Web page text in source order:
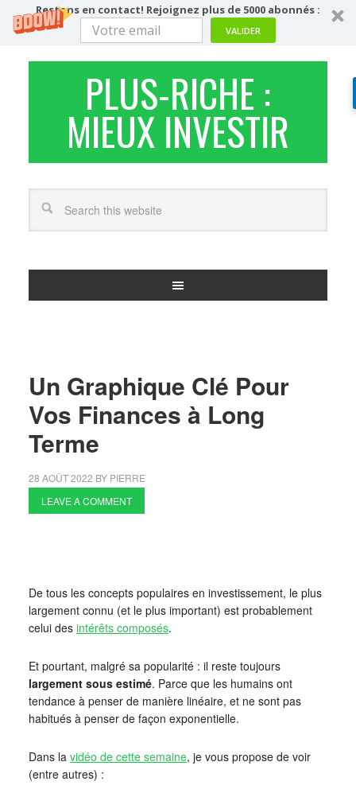
Restons en contact! Rejoignez plus de 5000 abonnés :
VALIDER
PLUS-RICHE :
MIEUX INVESTIR
Un Graphique Clé Pour
Vos Finances à Long
Terme
28 AOÛT 2022 BY PIERRE
LEAVE A COMMENT
De tous les concepts populaires en investissement, le plus
largement connu (et le plus important) est probablement
celui des intérêts composés.
Et pourtant, malgré sa popularité : il reste toujours
largement sous estimé. Parce que les humains ont
tendance à penser de manière linéaire, et ne sont pas
habitués à penser de façon exponentielle.
Dans la vidéo de cette semaine, je vous propose de voir
(entre autres) :